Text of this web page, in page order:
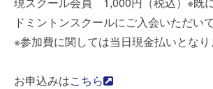
ドミントンスクールにご入会いただい
※参加費に関しては当日現金払いとなり
お申込みはこちら